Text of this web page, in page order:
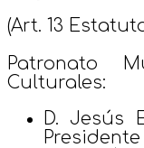
(Art. 13
Patronato
Culturales:
D. Jesús